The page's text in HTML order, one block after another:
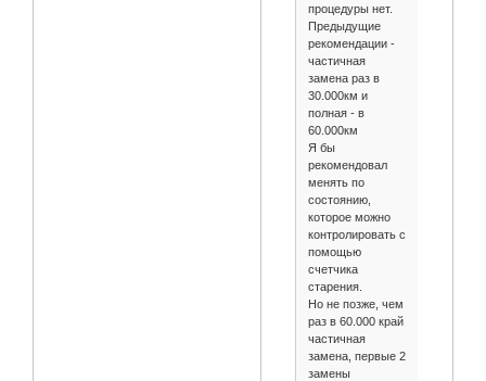
процедуры нет.
Предыдущие
рекомендации -
частичная
замена раз в
30.000км и
полная - в
60.000км
Я бы
рекомендовал
менять по
состоянию,
которое можно
контролировать с
помощью
счетчика
старения.
Но не позже, чем
раз в 60.000 край
частичная
замена, первые 2
замены